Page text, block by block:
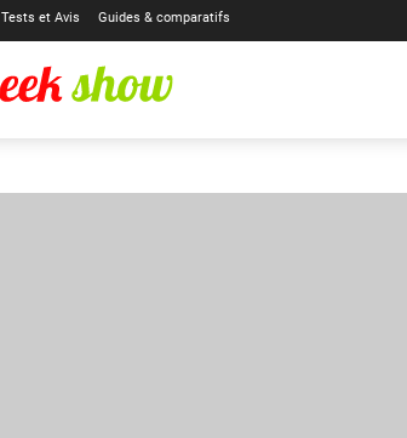
Tests et Avis Guides & comparatifs